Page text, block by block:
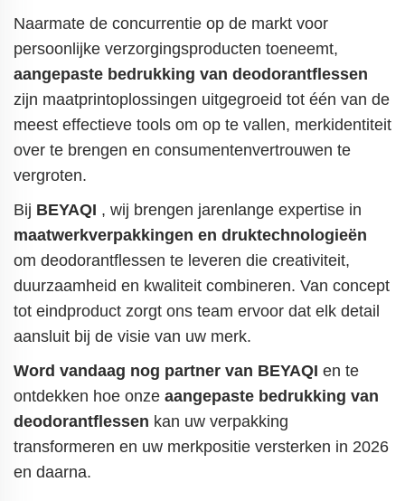
Naarmate de concurrentie op de markt voor
persoonlijke verzorgingsproducten toeneemt,
aangepaste bedrukking van deodorantflessen
zijn maatprintoplossingen uitgegroeid tot één van de
meest effectieve tools om op te vallen, merkidentiteit
over te brengen en consumentenvertrouwen te
vergroten.
Bij BEYAQI , wij brengen jarenlange expertise in
maatwerkverpakkingen en druktechnologieën
om deodorantflessen te leveren die creativiteit,
duurzaamheid en kwaliteit combineren. Van concept
tot eindproduct zorgt ons team ervoor dat elk detail
aansluit bij de visie van uw merk.
Word vandaag nog partner van BEYAQI en te
ontdekken hoe onze aangepaste bedrukking van
deodorantflessen kan uw verpakking
transformeren en uw merkpositie versterken in 2026
en daarna.